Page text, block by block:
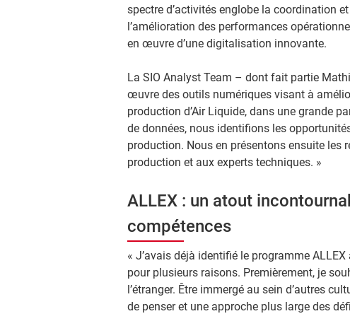
spectre d’activités englobe la coordination
l’amélioration des performances
en œuvre d’une digitalisation innovante.
La SIO Analyst Team – dont fait partie
œuvre des outils numériques visant à
production d’Air Liquide, dans une grande
de données, nous identifions les
production. Nous en présentons ensuite
production et aux experts techniques. »
ALLEX : un atout
compétences
« J’avais déjà identifié le programme
pour plusieurs raisons. Premièrement, je
l’étranger. Être immergé au sein d’autres
de penser et une approche plus large des